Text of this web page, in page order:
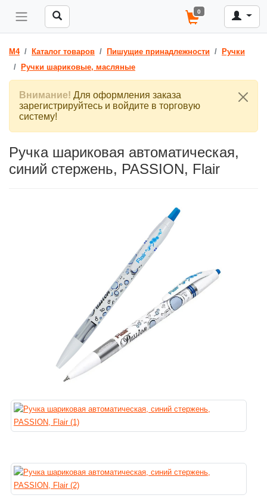
0
M4 Каталог товаров Пишущие принадлежности
Ручки
Ручки шариковые, масляные
Внимание! Для оформления заказа
зарегистрируйтесь и войдите в торговую
систему!
Ручка шариковая автоматическая,
синий стержень, PASSION, Flair